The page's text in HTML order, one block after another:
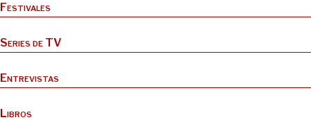
Festivales
Series de TV
Entrevistas
Libros